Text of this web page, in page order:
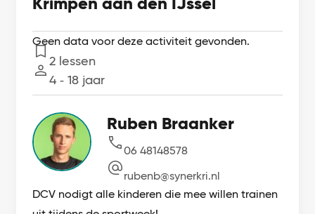
Geen data voor deze activiteit gevonden.
Lessen
2 lessen
Leeftijd
4 ‐ 18 jaar
Ruben Braanker
06 48148578
rubenb@synerkri.nl
DCV nodigt alle kinderen die mee willen trainen